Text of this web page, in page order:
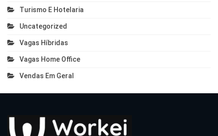
Turismo E Hotelaria
Uncategorized
Vagas Híbridas
Vagas Home Office
Vendas Em Geral